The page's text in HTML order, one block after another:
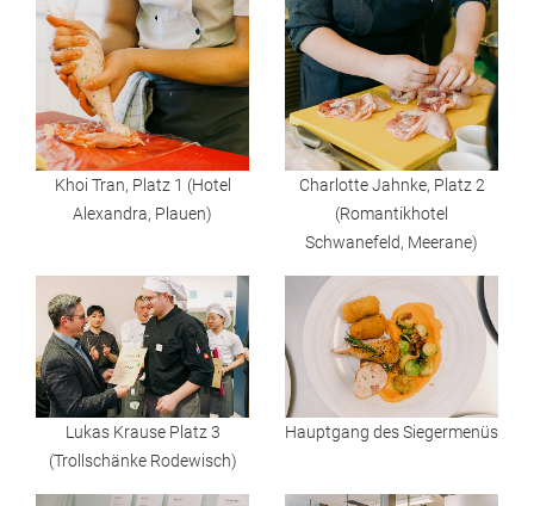
Khoi Tran, Platz 1 (Hotel
Alexandra, Plauen)
Charlotte Jahnke, Platz 2
(Romantikhotel
Schwanefeld, Meerane)
Lukas Krause Platz 3
(Trollschänke Rodewisch)
Hauptgang des Siegermenüs